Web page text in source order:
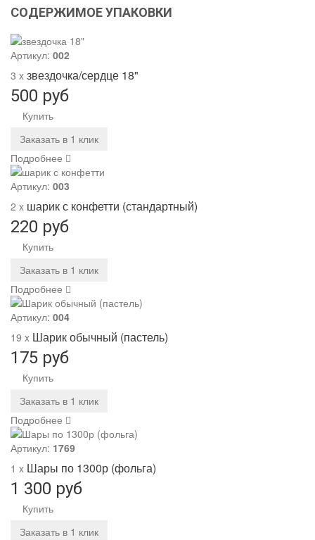
СОДЕРЖИМОЕ УПАКОВКИ
Артикул: 002
3 x звездочка/сердце 18"
500 руб
Купить
Заказать в 1 клик
Подробнее
Артикул: 003
2 x шарик с конфетти (стандартный)
220 руб
Купить
Заказать в 1 клик
Подробнее
Артикул: 004
19 x Шарик обычный (пастель)
175 руб
Купить
Заказать в 1 клик
Подробнее
Артикул: 1769
1 x Шары по 1300р (фольга)
1 300 руб
Купить
Заказать в 1 клик